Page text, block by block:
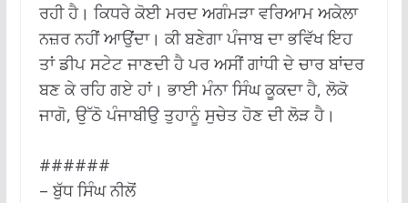
ਰਹੀ ਹੈ। ਕਿਧਰੇ ਕੋਈ ਮਰਦ ਅਗੰਮੜਾ ਵਰਿਆਮ ਅਕੇਲਾ
ਨਜ਼ਰ ਨਹੀਂ ਆਉਂਦਾ। ਕੀ ਬਣੇਗਾ ਪੰਜਾਬ ਦਾ ਭਵਿੱਖ ਇਹ
ਤਾਂ ਡੀਪ ਸਟੇਟ ਜਾਣਦੀ ਹੈ ਪਰ ਅਸੀਂ ਗਾਂਧੀ ਦੇ ਚਾਰ ਬਾਂਦਰ
ਬਣ ਕੇ ਰਹਿ ਗਏ ਹਾਂ। ਭਾਈ ਮੰਨਾ ਸਿੰਘ ਕੂਕਦਾ ਹੈ, ਲੋਕੋ
ਜਾਗੋ, ਉੱਠੋ ਪੰਜਾਬੀਉ ਤੁਹਾਨੂੰ ਸੁਚੇਤ ਹੋਣ ਦੀ ਲੋੜ ਹੈ।
######
– ਬੁੱਧ ਸਿੰਘ ਨੀਲੋਂ